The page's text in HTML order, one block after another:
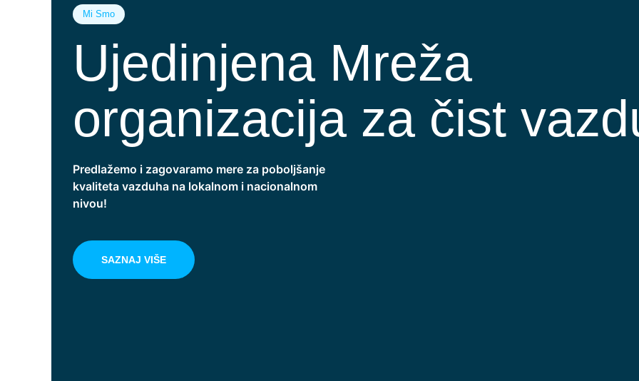
Mi Smo
Ujedinjena Mreža
organizacija za čist
Predlažemo i zagovaramo mere za poboljšanje
kvaliteta vazduha na lokalnom i nacionalnom
nivou!
SAZNAJ VIŠE